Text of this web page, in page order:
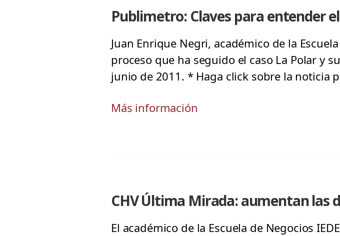
Publimetro: Claves para entender
Juan Enrique Negri, académico de la
proceso que ha seguido el caso La Polar y
junio de 2011. * Haga click sobre la noticia
Más información
CHV Última Mirada: aumentan las
El académico de la Escuela de Negocios